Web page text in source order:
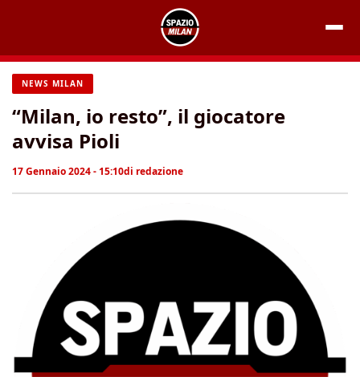
contenuto
NEWS MILAN
“Milan, io resto”, il giocatore
avvisa Pioli
17 Gennaio 2024 - 15:10di redazione